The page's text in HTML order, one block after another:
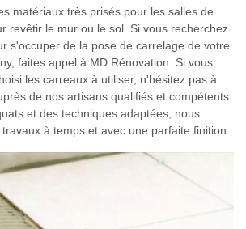
matériaux très prisés pour les salles de
revêtir le mur ou le sol. Si vous recherchez
s'occuper de la pose de carrelage de votre
faites appel à MD Rénovation. Si vous
les carreaux à utiliser, n'hésitez pas à
de nos artisans qualifiés et compétents.
et des techniques adaptées, nous
à temps et avec une parfaite finition.